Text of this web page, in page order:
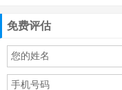
免费评估